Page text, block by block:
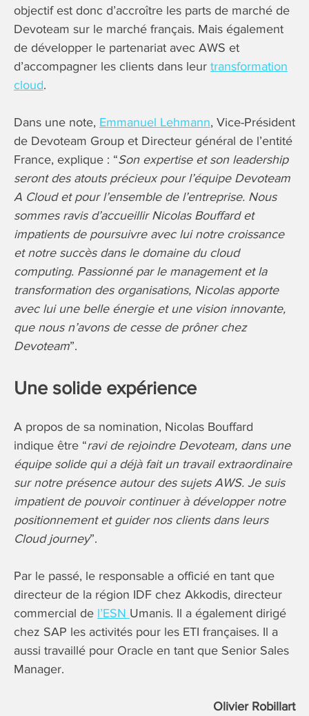
objectif est donc d’accroître les parts de marché de
Devoteam sur le marché français. Mais également
de développer le partenariat avec AWS et
d’accompagner les clients dans leur transformation
cloud.
Dans une note, Emmanuel Lehmann, Vice-Président
de Devoteam Group et Directeur général de l’entité
France, explique : “Son expertise et son leadership
seront des atouts précieux pour l’équipe Devoteam
A Cloud et pour l’ensemble de l’entreprise. Nous
sommes ravis d’accueillir Nicolas Bouffard et
impatients de poursuivre avec lui notre croissance
et notre succès dans le domaine du cloud
computing. Passionné par le management et la
transformation des organisations, Nicolas apporte
avec lui une belle énergie et une vision innovante,
que nous n’avons de cesse de prôner chez
Devoteam”.
Une solide expérience
A propos de sa nomination, Nicolas Bouffard
indique être “ravi de rejoindre Devoteam, dans une
équipe solide qui a déjà fait un travail extraordinaire
sur notre présence autour des sujets AWS. Je suis
impatient de pouvoir continuer à développer notre
positionnement et guider nos clients dans leurs
Cloud journey”.
Par le passé, le responsable a officié en tant que
directeur de la région IDF chez Akkodis, directeur
commercial de l’ESN Umanis. Il a également dirigé
chez SAP les activités pour les ETI françaises. Il a
aussi travaillé pour Oracle en tant que Senior Sales
Manager.
Olivier Robillart